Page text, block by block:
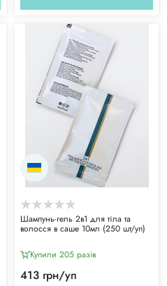
Шампунь-гель 2в1 для тіла та
волосся в саше 10мл (250 шт/уп)
Купили 205 разiв
413 грн/уп